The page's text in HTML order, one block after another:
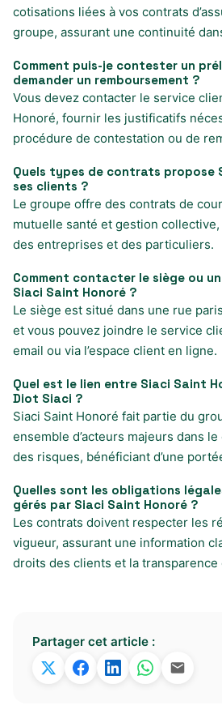
cotisations liées à vos contrats
groupe, assurant une continuité
Comment puis-je contester un
demander un remboursement ?
Vous devez contacter le service
Honoré, fournir les justificatifs
procédure de contestation ou de
Quels types de contrats propose
ses clients ?
Le groupe offre des contrats de
mutuelle santé et gestion
des entreprises et des particuliers.
Comment contacter le siège ou
Siaci Saint Honoré ?
Le siège est situé dans une rue
et vous pouvez joindre le service
email ou via l’espace client en ligne.
Quel est le lien entre Siaci Saint
Diot Siaci ?
Siaci Saint Honoré fait partie du
ensemble d’acteurs majeurs dans
des risques, bénéficiant d’une
Quelles sont les obligations
gérés par Siaci Saint Honoré ?
Les contrats doivent respecter les
vigueur, assurant une information
droits des clients et la
Partager cet article :